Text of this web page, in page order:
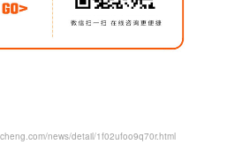
news/detail/1f02ufoo9q70r.html